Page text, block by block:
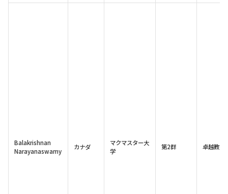
Balakrishnan
Narayanaswamy
カナダ
マクマスター大
学
第2群 卓越教授